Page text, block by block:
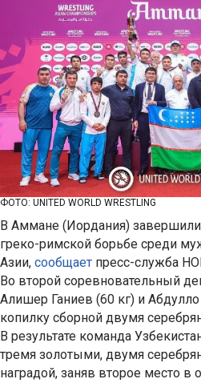
ФОТО: UNITED WORLD WRESTLING
В Аммане (Иордания)
греко-римской борьбе среди
Азии, сообщает пресс-служба
Во второй соревновательный
Алишер Ганиев (60 кг) и
копилку сборной двумя
В результате команда
тремя золотыми, двумя
наградой, заняв второе место в